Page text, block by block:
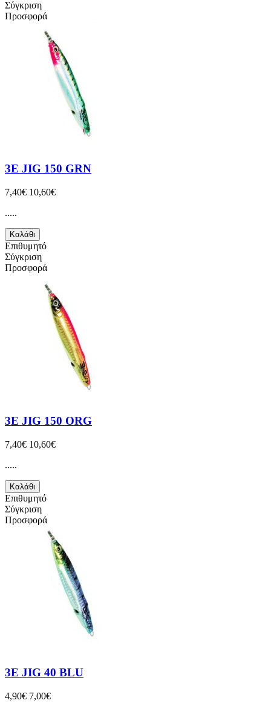
Σύγκριση
Προσφορά
3E JIG 150 GRN
7,40€ 10,60€
.....
Καλάθι
Επιθυμητό
Σύγκριση
Προσφορά
3E JIG 150 ORG
7,40€ 10,60€
.....
Καλάθι
Επιθυμητό
Σύγκριση
Προσφορά
3E JIG 40 BLU
4,90€ 7,00€